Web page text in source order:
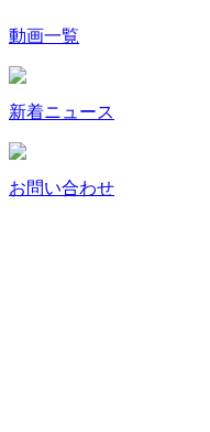
動画一覧
新着ニュース
お問い合わせ